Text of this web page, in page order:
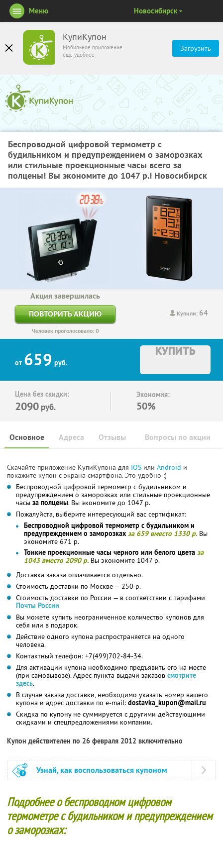
КупиКупон
Мобильное приложение
ещё удобнее
Загрузить
Меню Новосибирск
Беспроводной цифровой термометр с
будильником и предупреждением о заморозках
или стильные проекционные часы всего за
полцены! Вы экономите до 1047 р.! Новосибирск
Купили: 64
Акция завершилась
ПОВТОРИТЬ АКЦИЮ
Человек проголосовало: 0
от 659 руб.
КУПИТЬ
Цена без скидки:
2090 руб.
Экономия:
50%
Основное Отзывы Вопросы по акции
Адреса
Скачайте приложение КупиКупона для IOS или Android и
покажите купон с экрана смартфона. Это удобно :)
Беспроводной цифровой термометр с будильником и
предупреждением о заморозках или стильные проекционные
часы за полцены. Вы экономите до 1047 р.
Пожалуйста, выберите интересующий вас сертификат:
Беспроводной цифровой термометр с будильником и
предупреждением о заморозках за 659 вместо 1330 р. Вы
экономите 671 р.
Тонкие проекционные часы черного или белого цвета за
1043 вместо 2090 р. Вы экономите 1047 р.
Доставка заказа оплачивается отдельно.
Стоимость доставки по Москве — 250 р.
Стоимость доставки по России — в соответствии с тарифами
Почты России
Вы можете купить неограниченное количество купонов для
себя или в подарок.
Действие одного купона распространяется на одного
человека.
Контактный телефон: +7(499)702-84-34.
Для активации купона необходимо предъявить его на месте
(при самовывозе). Адрес пункта выдачи заказов смотрите
здесь.
В случае заказа доставки, необходимо указать номер вашего
купона и адрес доставки по e-mail: dostavka_kupon@mail.ru
Скидка по купону не суммируется с другими действующими
скидками и спецпредложениями компании.
Купон действителен по 26 февраля 2012 включительно
Узнай, как воспользоваться купоном
Подробнее о беспроводном цифровом
термометре с будильником и предупреждением
о заморозках: